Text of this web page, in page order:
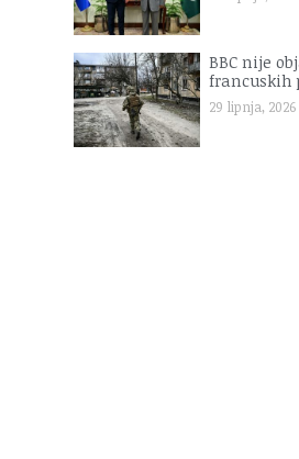
BBC nije
francuskih
29 lipnja, 2026